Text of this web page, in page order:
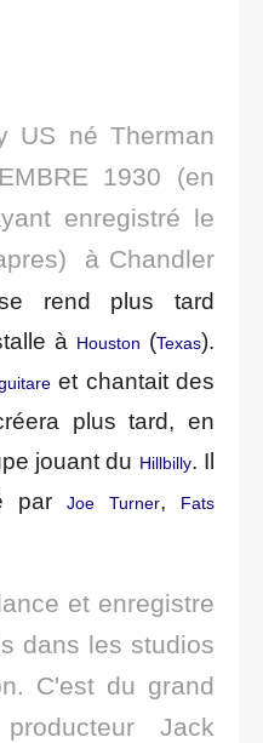
US né Therman
1930 (en
enregistré le
à Chandler
rend plus tard
à Houston (Texas).
et chantait des
plus tard, en
jouant du Hillbilly. Il
parJoe Turner, Fats
et enregistre
dans les studios
C'est du grand
Jack